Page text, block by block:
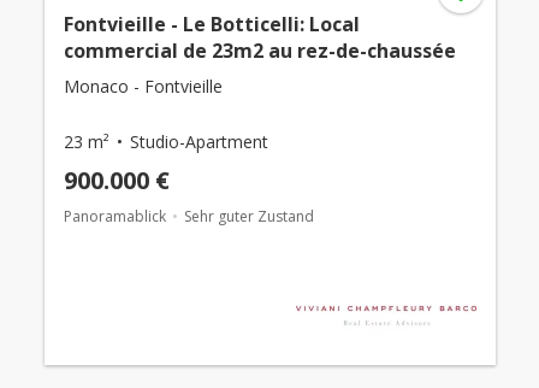
Fontvieille - Le Botticelli: Local
commercial de 23m2 au rez-de-chaussée
Monaco - Fontvieille
23 m² Studio-Apartment
900.000 €
Panoramablick Sehr guter Zustand